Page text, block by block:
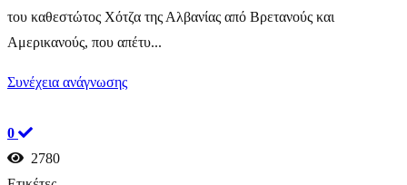
του καθεστώτος Χότζα της Αλβανίας από Βρετανούς και
Αμερικανούς, που απέτυ...
Συνέχεια ανάγνωσης
0
2780